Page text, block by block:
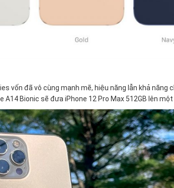
vốn đã vô cùng mạnh mẽ, hiệu năng lẫn khả năng
A14 Bionic sẽ đưa iPhone 12 Pro Max 512GB lên